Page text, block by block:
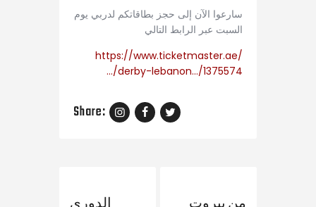
سارعوا الآن إلى حجز بطاقاتكم لدربي يوم
السبت عبر الرابط التالي
https://www.ticketmaster.ae/
…/derby-lebanon…/1375574
Share: